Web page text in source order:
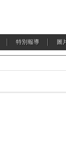
特別報導 圖